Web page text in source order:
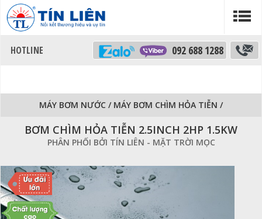
092 688 1288
MÁY BƠM NƯỚC / MÁY BƠM CHÌM HỎA TIỄN /
BƠM CHÌM HỎA TIỄN 2.5INCH 2HP 1.5KW
PHÂN PHỐI BỞI TÍN LIÊN - MẶT TRỜI MỌC